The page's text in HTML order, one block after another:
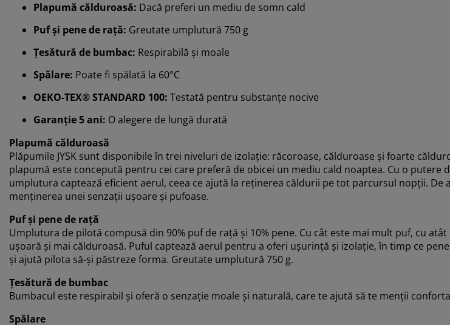
Plapumă călduroasă: Dacă preferi un mediu de somn cald
Puf și pene de rață: Greutate umplutură 750 g
Țesătură de bumbac: Respirabilă și moale
Spălare: Poate fi spălată la 60°C
OEKO-TEX® STANDARD 100: Testată pentru substanțe nocive
Garanție 5 ani: O alegere de lungă durată
Plapumă călduroasă
Plăpumile JYSK sunt disponibile în trei niveluri de izolație: răcoroase, călduroase și foarte
plapumă este concepută pentru cei care preferă de obicei un mediu cald noaptea. Cu o putere
umplutura captează eficient aerul, ceea ce ajută la reținerea căldurii pe tot parcursul nopții. De
menținerea unei senzații ușoare și pufoase.
Puf și pene de rață
Umplutura de pilotă compusă din 90% puf de rață și 10% pene. Cu cât este mai mult puf, cu
ușoară și mai călduroasă. Puful captează aerul pentru a oferi ușurință și izolație, în timp ce
și ajută pilota să-și păstreze forma. Greutate umplutură 750 g.
Țesătură de bumbac
Bumbacul este respirabil și oferă o senzație moale și naturală, care te ajută să te menții
Spălare